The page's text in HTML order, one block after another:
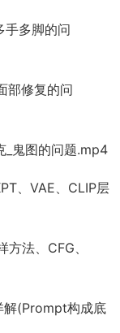
手多脚的问
部修复的问
_鬼图的问题.mp4
、VAE、CLIP层
法、CFG、
解(Prompt构成底